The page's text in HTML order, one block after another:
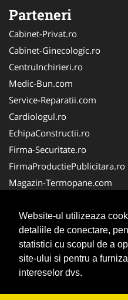
Website-ul utilizeaza
detaliile de conectare,
statistici cu scopul de a
site-ului si pentru a
intereselor dvs.
Parteneri
Cabinet-Privat.ro
Cabinet-Ginecologic.ro
CentruInchirieri.ro
Medic-Bun.com
Service-Reparatii.com
Cardiologul.ro
EchipaConstructii.ro
Firma-Securitate.ro
FirmaProductiePublicitara.ro
Magazin-Termopane.com
CramaVinuri.ro
FirmaTractariAuto.ro
InstalatiiSolare.com
Pescaresc.ro